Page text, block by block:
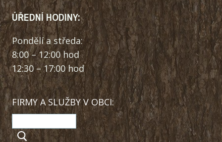
ÚŘEDNÍ HODINY:
Pondělí a středa:
8:00 – 12:00 hod
12:30 – 17:00 hod
FIRMY A SLUŽBY V OBCI: